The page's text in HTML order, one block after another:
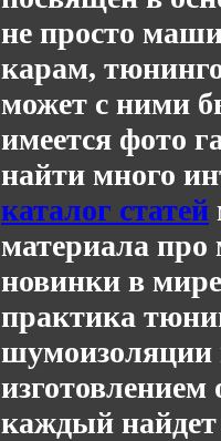
не просто
карам,
может с ними
имеется фото
найти много
каталог статей
материала
новинки в
практика
шумоизоляции
изготовлением
каждый найдет